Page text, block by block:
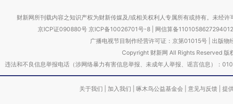
财新网所刊载内容之知识产权为财新传媒及/或相关权利人专属所有或持有。未经许
京ICP证090880号 京ICP备10026701号-8 网信算备
广播电视节目制作经营许可证：京第01015号| 出版物
Copyright 财新网 All Rights Reserved 版
违法和不良信息举报电话（涉网络暴力有害信息举报、未成年人举报、谣言信息）
关于我们 加入我们 啄木鸟公益基金会 意见与反馈 提